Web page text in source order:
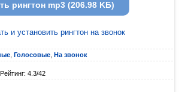
рингтон mp3 (206.98 KБ)
и установить рингтон на звонок
Голосовые На звонок
Рейтинг: 4.3/42